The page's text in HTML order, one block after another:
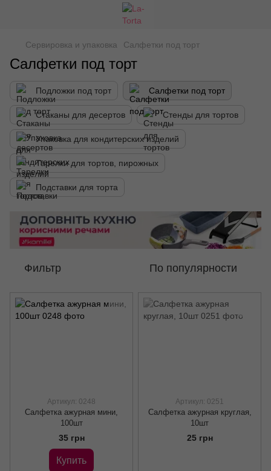
Сервировка и упаковка Салфетки под торт
Салфетки под торт
Подложки под торт Салфетки под торт
Стаканы для десертов Стенды для тортов
Упаковка для кондитерских изделий
Тарелки для тортов, пирожных
Подставки для торта
Фильтр По популярности
Артикул: 0248
Салфетка ажурная мини,
100шт
35 грн
Купить
Артикул: 0251
Салфетка ажурная круглая,
10шт
25 грн